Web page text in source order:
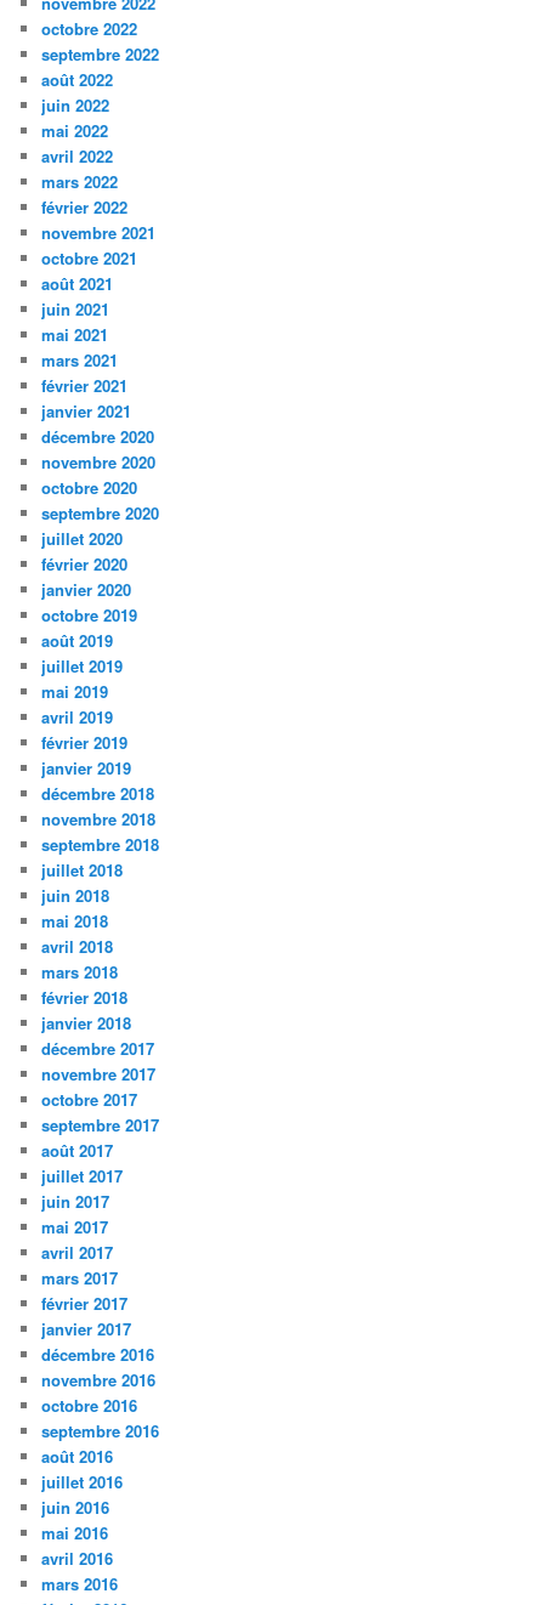
octobre 2022
septembre 2022
août 2022
juin 2022
mai 2022
avril 2022
mars 2022
février 2022
novembre 2021
octobre 2021
août 2021
juin 2021
mai 2021
mars 2021
février 2021
janvier 2021
décembre 2020
novembre 2020
octobre 2020
septembre 2020
juillet 2020
février 2020
janvier 2020
octobre 2019
août 2019
juillet 2019
mai 2019
avril 2019
février 2019
janvier 2019
décembre 2018
novembre 2018
septembre 2018
juillet 2018
juin 2018
mai 2018
avril 2018
mars 2018
février 2018
janvier 2018
décembre 2017
novembre 2017
octobre 2017
septembre 2017
août 2017
juillet 2017
juin 2017
mai 2017
avril 2017
mars 2017
février 2017
janvier 2017
décembre 2016
novembre 2016
octobre 2016
septembre 2016
août 2016
juillet 2016
juin 2016
mai 2016
avril 2016
mars 2016